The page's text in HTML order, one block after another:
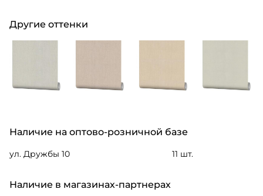
Другие оттенки
Наличие на оптово-розничной базе
ул. Дружбы 10 11 шт.
Наличие в магазинах-партнерах